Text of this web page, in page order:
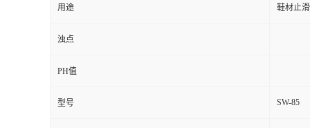
用途 鞋材止滑
浊点
PH值
型号 SW-85